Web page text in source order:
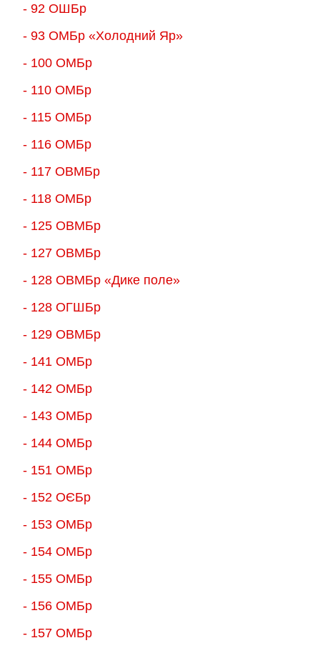
- 92 ОШБр
- 93 ОМБр «Холодний Яр»
- 100 ОМБр
- 110 ОМБр
- 115 ОМБр
- 116 ОМБр
- 117 ОВМБр
- 118 ОМБр
- 125 ОВМБр
- 127 ОВМБр
- 128 ОВМБр «Дике поле»
- 128 ОГШБр
- 129 ОВМБр
- 141 ОМБр
- 142 ОМБр
- 143 ОМБр
- 144 ОМБр
- 151 ОМБр
- 152 ОЄБр
- 153 ОМБр
- 154 ОМБр
- 155 ОMБр
- 156 ОMБр
- 157 ОМБр